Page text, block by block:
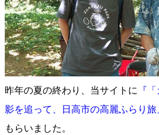
昨年の夏の終わり、当サイトに
『
影を追って、日高市の高麗ふらり旅
もらいました。